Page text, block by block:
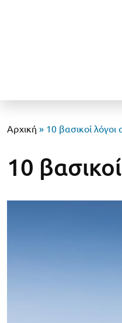
Αρχική » 10 βασικοί
10